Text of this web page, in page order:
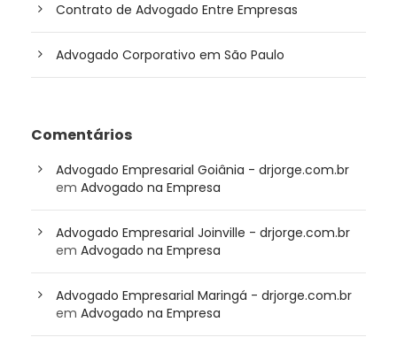
Contrato de Advogado Entre Empresas
Advogado Corporativo em São Paulo
Comentários
Advogado Empresarial Goiânia - drjorge.com.br
em Advogado na Empresa
Advogado Empresarial Joinville - drjorge.com.br
em Advogado na Empresa
Advogado Empresarial Maringá - drjorge.com.br
em Advogado na Empresa